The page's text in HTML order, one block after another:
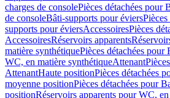
charges de consolePièces détachées pour
de consoleBâti-supports pour éviers
supports pour éviersAccessoiresPièces
AccessoiresRéservoirs apparents
matière synthétiquePièces détachées pour
WC, en matière synthétiqueAttenant
AttenantHaute positionPièces détachées
moyenne positionPièces détachées pour
positionRéservoirs apparents pour WC,